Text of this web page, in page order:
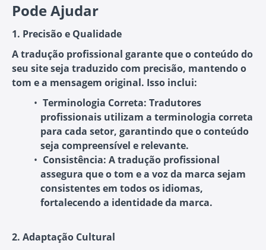
Pode Ajudar
1. Precisão e Qualidade
A tradução profissional garante que o conteúdo do
seu site seja traduzido com precisão, mantendo o
tom e a mensagem original. Isso inclui:
Terminologia Correta: Tradutores
profissionais utilizam a terminologia correta
para cada setor, garantindo que o conteúdo
seja compreensível e relevante.
Consistência: A tradução profissional
assegura que o tom e a voz da marca sejam
consistentes em todos os idiomas,
fortalecendo a identidade da marca.
2. Adaptação Cultural